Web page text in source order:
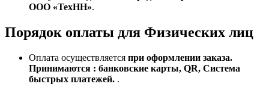
ООО «ТехНН».
Порядок оплаты для Физических лиц
Оплата осуществляется при оформлении заказа.
Принимаются : банковские карты, QR, Система
быстрых платежей. .